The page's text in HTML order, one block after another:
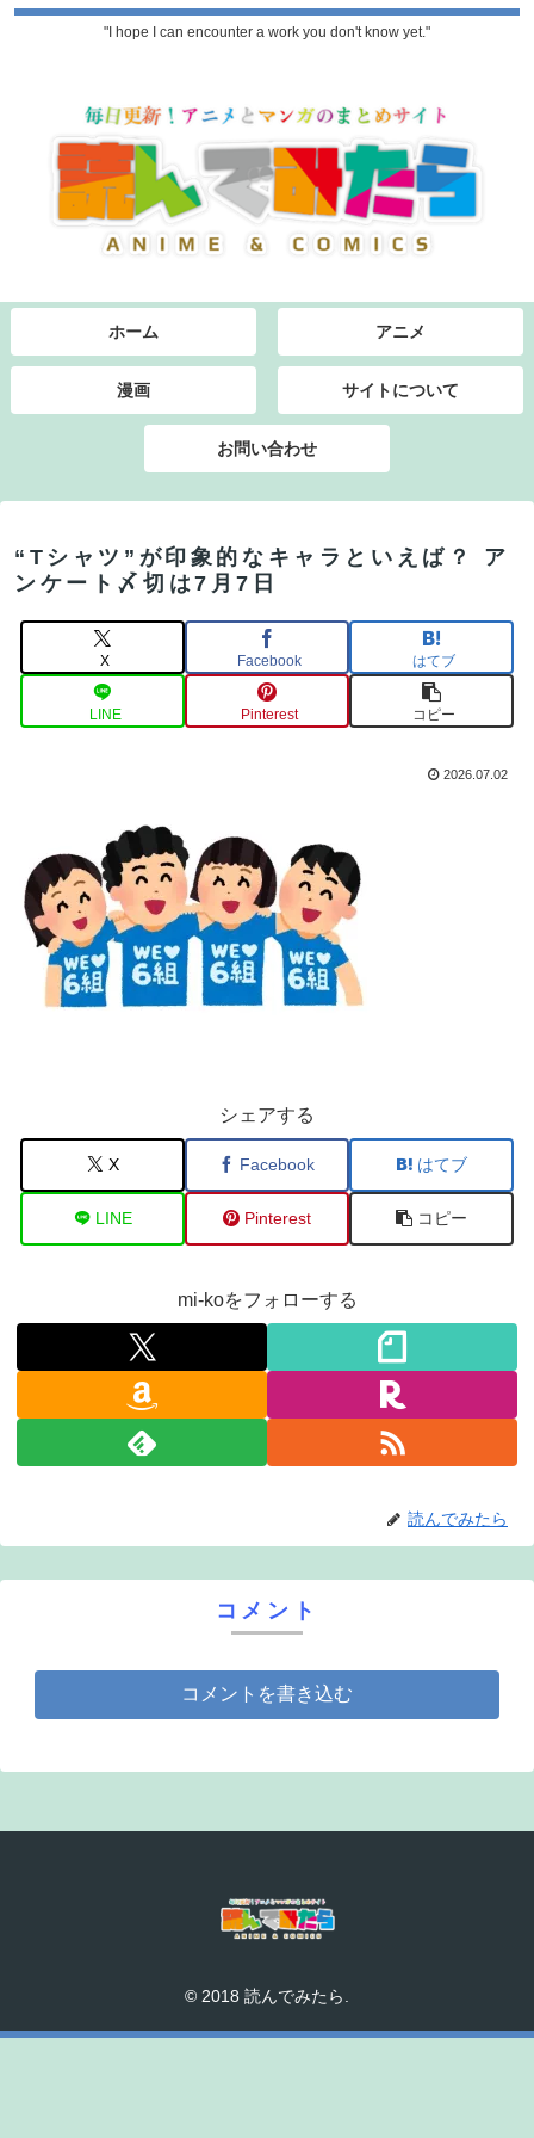
"I hope I can encounter a work you don't know yet."
ホーム アニメ
漫画 サイトについて
お問い合わせ
“Tシャツ”が印象的なキャラといえば？ ア
ンケート〆切は7月7日
X Facebook はてブ
LINE Pinterest コピー
2026.07.02
シェアする
X Facebook はてブ
LINE Pinterest コピー
mi-koをフォローする
読んでみたら
コメント
コメントを書き込む
© 2018 読んでみたら.